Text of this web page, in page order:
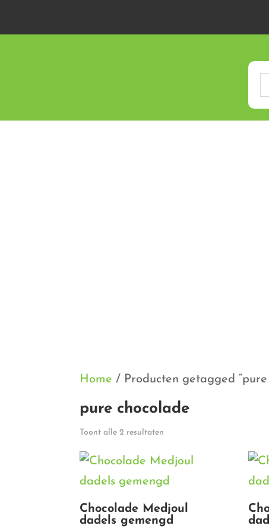
Home / Producten getagged “pure
pure chocolade
Toont alle 2 resultaten
Chocolade Medjoul
dadels gemengd